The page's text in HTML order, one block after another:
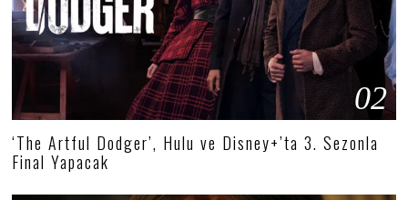
02
‘The Artful Dodger’, Hulu ve Disney+’ta 3. Sezonla
Final Yapacak